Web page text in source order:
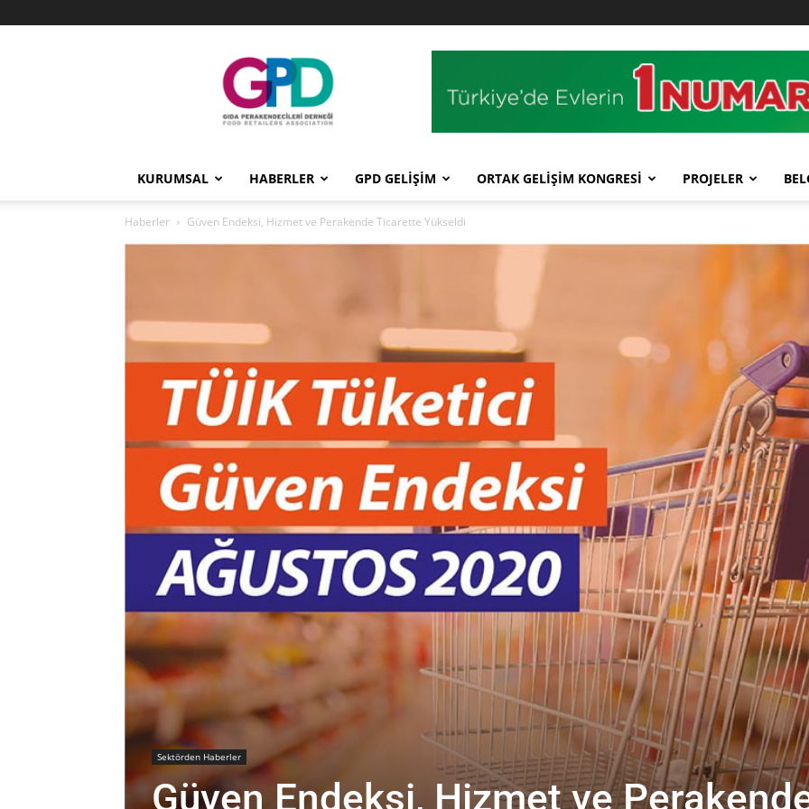
GPD
KURUMSAL HABERLER GPD GELİŞİM ORTAK GELİŞİM KONGRESİ PROJELER
Haberler Güven Endeksi, Hizmet ve Perakende Ticarette Yükseldi
Sektörden Haberler
Güven Endeksi, Hizmet ve